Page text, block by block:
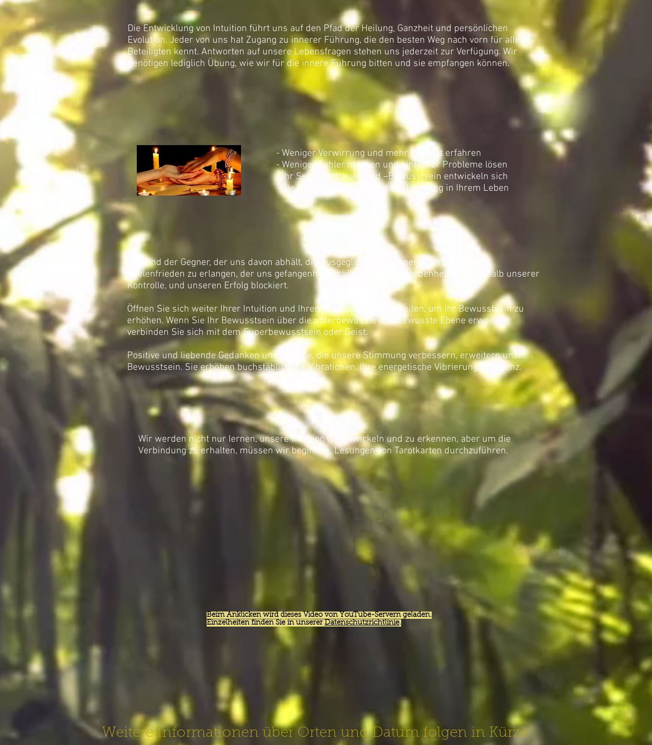
Die Entwicklung von Intuition führt uns auf den Pfad der Heilung, Ganzheit und persönlichen
Evolution. Jeder von uns hat Zugang zu innerer Führung, die den besten Weg nach vorn für alle
Beteiligten kennt. Antworten auf unsere Lebensfragen stehen uns jederzeit zur Verfügung. Wir
benötigen lediglich Übung, wie wir für die innere Führung bitten und sie empfangen können.
- Weniger Verwirrung und mehr Klarheit erfahren
- Weniger Fehler machen und einfacher Probleme lösen
- Ihr Selbstvertrauen und –Bewusstsein entwickeln sich
- Sie finden mehr Sinn und Bestimmung in Ihrem Leben
Wir sind der Gegner, der uns davon abhält, die Ausgeglichenheit, innere Führung, Glück,
Seelenfrieden zu erlangen, der uns gefangenhält, schikaniert von Begebenheiten außerhalb unserer
Kontrolle, und unseren Erfolg blockiert.
Öffnen Sie sich weiter Ihrer Intuition und Ihren psychischen Fähigkeiten, um Ihr Bewusstsein zu
erhöhen. Wenn Sie Ihr Bewusstsein über die unterbewusste und bewusste Ebene erweitern,
verbinden Sie sich mit dem Superbewusstsein oder Geist.
Positive und liebende Gedanken und Gefühle, die unsere Stimmung verbessern, erweitern unser
Bewusstsein. Sie erhöhen buchstäblich die Vibrationen, Ihre energetische Vibrierungsfrequenz.
Wir werden nicht nur lernen, unsere Intuition zu entwickeln und zu erkennen, aber um die
Verbindung zu erhalten, müssen wir beginnen, Lesungen von Tarotkarten durchzuführen.
Beim Anklicken wird dieses Video von YouTube-Servern geladen.
Einzelheiten finden Sie in unserer Datenschutzrichtlinie.
Weitere Informationen über Orten und Datum folgen in Kürze